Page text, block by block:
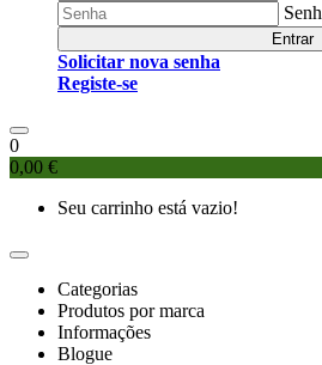
Entrar
Solicitar nova senha
Registe-se
0
0,00 €
Seu carrinho está vazio!
Categorias
Produtos por marca
Informações
Blogue